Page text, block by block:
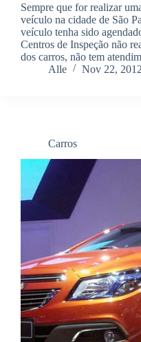
Sempre que for realizar
veículo na cidade de São
veículo tenha sido
Centros de Inspeção não
dos carros, não tem
Alle
Nov 22, 2012
Carros